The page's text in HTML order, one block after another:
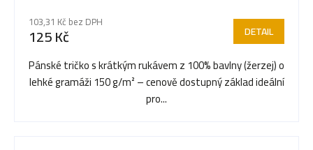
103,31 Kč bez DPH
125 Kč DETAIL
Pánské tričko s krátkým rukávem z 100% bavlny (žerzej) o
lehké gramáži 150 g/m² – cenově dostupný základ ideální
pro...